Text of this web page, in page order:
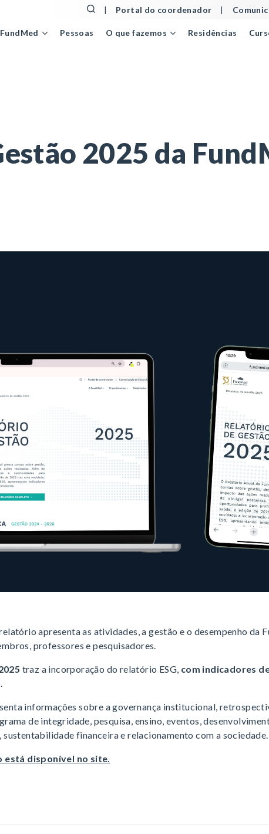
| Portal do coordenador |
Pessoas O que fazemos Residências
2025 da FundMed já está disponível
2025 da
apresenta as atividades, a gestão e o desempenho da
professores e pesquisadores.
traz a incorporação do relatório ESG, com indicadores
.
informações sobre a governança institucional,
de integridade, pesquisa, ensino, eventos,
financeira e relacionamento com a sociedade.
está disponível no site.